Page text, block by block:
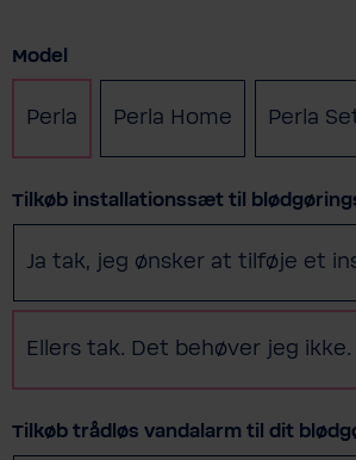
Vælg
Model
Perla Perla Home Perla
Vælg
Tilkøb installationssæt til
Ja tak, jeg ønsker at tilføje et
Ellers tak. Det behøver jeg ikke.
Vælg
Tilkøb trådløs vandalarm til dit